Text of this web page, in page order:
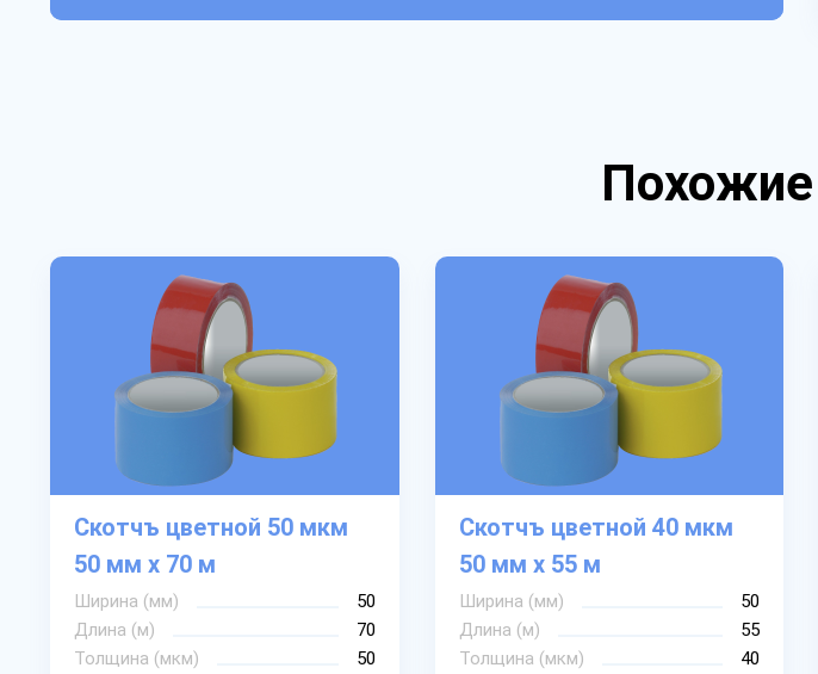
Скотчъ цветной 50 мкм
50 мм х 70 м
Ширина (мм)
50
Длина (м)
70
Толщина (мкм)
50
Скотчъ цветной 40 мкм
50 мм х 55 м
Ширина (мм)
50
Длина (м)
55
Толщина (мкм)
40